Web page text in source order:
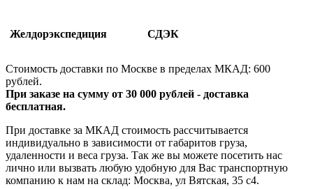
Желдорэкспедиция СДЭК
Стоимость доставки по Москве в пределах МКАД: 600
рублей.
При заказе на сумму от 30 000 рублей - доставка
бесплатная.
При доставке за МКАД стоимость рассчитывается
индивидуально в зависимости от габаритов груза,
удаленности и веса груза. Так же вы можете посетить нас
лично или вызвать любую удобную для Вас транспортную
компанию к нам на склад: Москва, ул Вятская, 35 c4.